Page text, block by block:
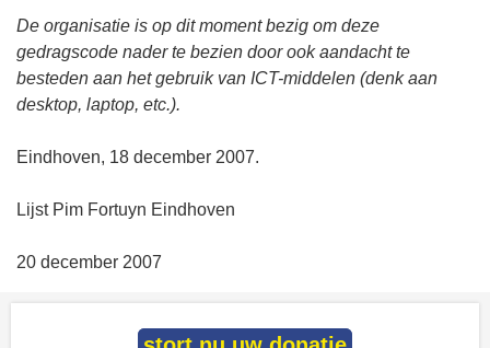
De organisatie is op dit moment bezig om deze
gedragscode nader te bezien door ook aandacht te
besteden aan het gebruik van ICT-middelen (denk aan
desktop, laptop, etc.).
Eindhoven, 18 december 2007.
Lijst Pim Fortuyn Eindhoven
20 december 2007